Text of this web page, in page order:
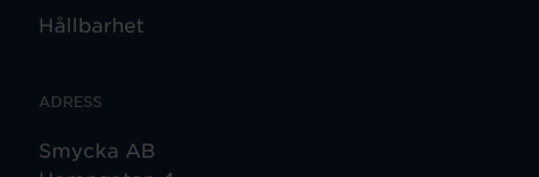
Hållbarhet
ADRESS
Smycka AB